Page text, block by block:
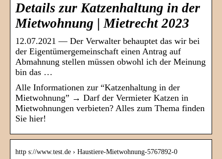
Details zur Katzenhaltung in der
Mietwohnung | Mietrecht 2023
12.07.2021 — Der Verwalter behauptet das wir bei
der Eigentümergemeinschaft einen Antrag auf
Abmahnung stellen müssen obwohl ich der Meinung
bin das …
Alle Informationen zur “Katzenhaltung in der
Mietwohnung” → Darf der Vermieter Katzen in
Mietwohnungen verbieten? Alles zum Thema finden
Sie hier!
http s://www.test.de › Haustiere-Mietwohnung-5767892-0